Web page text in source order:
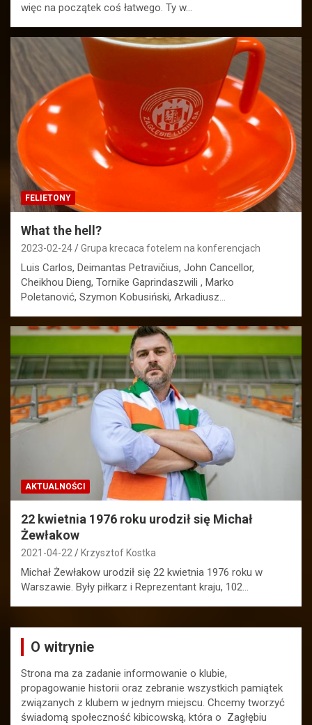
więc na początek coś łatwego. Ty w…
FELIETONY
What the hell?
2023-02-24 Grupa krecaca fotelem na konferencjach
Luis Carlos, Deimantas Petravičius, John Cancellor,
Cheikhou Dieng, Tornike Gaprindaszwili , Marko
Poletanović, Szymon Kobusiński, Arkadiusz…
AKTUALNOŚCI
22 kwietnia 1976 roku urodził się Michał
Żewłakow
2021-04-22 Krzysztof Kostka
Michał Żewłakow urodził się 22 kwietnia 1976 roku w
Warszawie. Były piłkarz i Reprezentant kraju, 102…
O witrynie
Strona ma za zadanie informowanie o klubie,
propagowanie historii oraz zebranie wszystkich pamiątek
związanych z klubem w jednym miejscu. Chcemy tworzyć
świadomą społeczność kibicowską, która o Zagłębiu